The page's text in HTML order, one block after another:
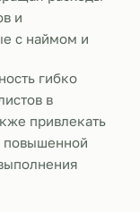
и
с наймом и
гибко
в
привлекать
повышенной